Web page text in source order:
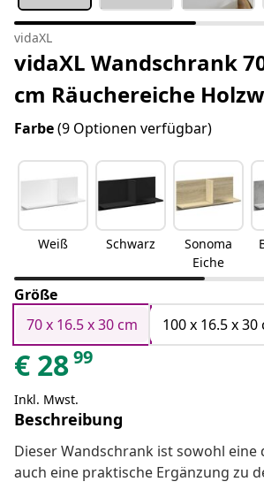
vidaXL
vidaXL Wandschrank
cm Räuchereiche
Farbe(9 Optionen verfügbar)
Weiß Schwarz
Sonoma
Eiche
Größe
70 x 16.5 x 30 cm
100 x 16.5 x 30
€ 2899
Inkl. Mwst.
Beschreibung
Dieser Wandschrank ist sowohl eine
auch eine praktische Ergänzung zu